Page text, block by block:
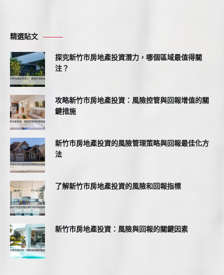
精選貼文
探究新竹市房地產投資潛力，哪個區域最值得關
注？
攻略新竹市房地產投資：風險控管與回報增值的關
鍵措施
新竹市房地產投資的風險管理策略與回報最佳化方
法
了解新竹市房地產投資的風險和回報指標
新竹市房地產投資：風險與回報的關鍵因素